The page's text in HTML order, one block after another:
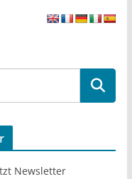
Newsletter